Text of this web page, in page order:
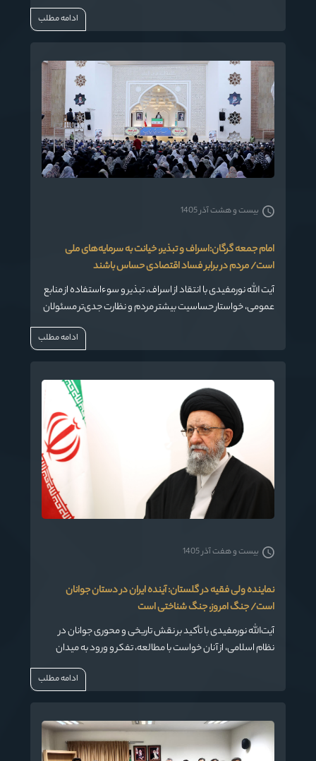
ادامه مطلب
امام جمعه گرگان:اسراف و تبذیر، خیانت به سرمایه‌های ملی
است/ مردم در برابر فساد اقتصادی حساس باشند
آیت الله نورمفیدی با انتقاد از اسراف، تبذیر و سوءاستفاده از منابع
عمومی، خواستار حساسیت بیشتر مردم و نظارت جدی‌تر مسئولان
شد و تأکید کرد: فاصله گرفتن از سیره اهل‌بیت(ع) و بی‌توجهی به
عقلانیت در مصرف، از مهم‌ترین مشکلات امروز جامعه است.
بیست و هشت آذر 1405
ادامه مطلب
نماینده ولی فقیه در گلستان: آینده ایران در دستان جوانان
است/ جنگ امروز، جنگ شناختی است
آیت‌الله نورمفیدی با تأکید بر نقش تاریخی و محوری جوانان در
نظام اسلامی، از آنان خواست با مطالعه، تفکر و ورود به میدان
حل مسائل کشور، آینده ایران را بسازند. وی همچنین هشدار داد:
دشمنان امروز به جنگ شناختی و جنگ ادراکی علیه ایران روی
بیست و هفت آذر 1405
ادامه مطلب